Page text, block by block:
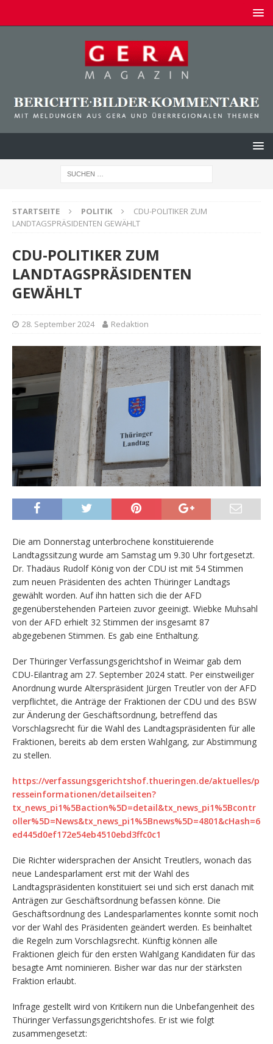
STARTSEITE POLITIK
CDU-POLITIKER ZUM
LANDTAGSPRÄSIDENTEN GEWÄHLT
CDU-POLITIKER ZUM
LANDTAGSPRÄSIDENTEN
GEWÄHLT
28. September 2024 Redaktion
Die am Donnerstag unterbrochene konstituierende
Landtagssitzung wurde am Samstag um 9.30 Uhr fortgesetzt.
Dr. Thadäus Rudolf König von der CDU ist mit 54 Stimmen
zum neuen Präsidenten des achten Thüringer Landtags
gewählt worden. Auf ihn hatten sich die der AFD
gegenüberstehenden Parteien zuvor geeinigt. Wiebke Muhsahl
von der AFD erhielt 32 Stimmen der insgesamt 87
abgegebenen Stimmen. Es gab eine Enthaltung.
Der Thüringer Verfassungsgerichtshof in Weimar gab dem
CDU-Eilantrag am 27. September 2024 statt. Per einstweiliger
Anordnung wurde Alterspräsident Jürgen Treutler von der AFD
verpflichtet, die Anträge der Fraktionen der CDU und des BSW
zur Änderung der Geschäftsordnung, betreffend das
Vorschlagsrecht für die Wahl des Landtagspräsidenten für alle
Fraktionen, bereits ab dem ersten Wahlgang, zur Abstimmung
zu stellen.
https://verfassungsgerichtshof.thueringen.de/aktuelles/p
resseinformationen/detailseiten?
tx_news_pi1%5Baction%5D=detail&tx_news_pi1%5Bcontr
oller%5D=News&tx_news_pi1%5Bnews%5D=4801&cHash=6
ed445d0ef172e54eb4510ebd3ffc0c1
Die Richter widersprachen der Ansicht Treutlers, wonach das
neue Landesparlament erst mit der Wahl des
Landtagspräsidenten konstituiert sei und sich erst danach mit
Anträgen zur Geschäftsordnung befassen könne. Die
Geschäftsordnung des Landesparlamentes konnte somit noch
vor der Wahl des Präsidenten geändert werden. Es beinhaltet
die Regeln zum Vorschlagsrecht. Künftig können alle
Fraktionen gleich für den ersten Wahlgang Kandidaten für das
besagte Amt nominieren. Bisher war das nur der stärksten
Fraktion erlaubt.
Infrage gestellt wird von Kritikern nun die Unbefangenheit des
Thüringer Verfassungsgerichtshofes. Er ist wie folgt
zusammengesetzt: